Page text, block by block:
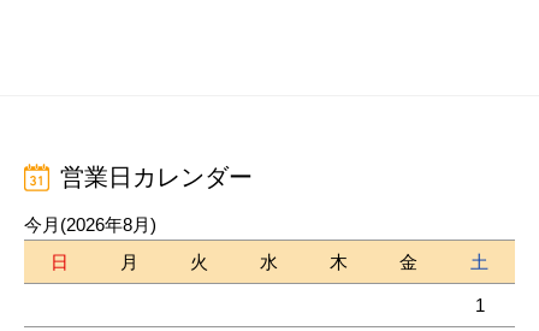
営業日カレンダー
今月(2026年8月)
日
月 火 水 木 金 土
1